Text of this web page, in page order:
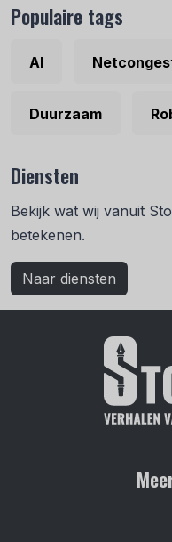
Populaire tags
AI
Duurzaam
Diensten
Bekijk wat wij vanuit
betekenen.
Naar diensten